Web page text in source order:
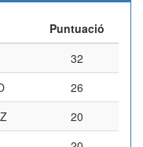
Puntuació
32
26
20